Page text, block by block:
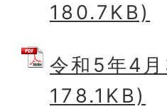
180.7KB)
令和5年4
178.1KB)